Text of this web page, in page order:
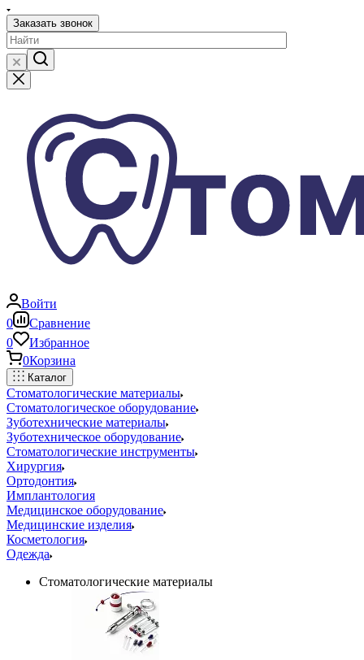
Заказать звонок
Войти
0
Сравнение
0
Избранное
0Корзина
Каталог
Стоматологические материалы
Стоматологическое оборудование
Зуботехнические материалы
Зуботехническое оборудование
Стоматологические инструменты
Хирургия
Ортодонтия
Имплантология
Медицинское оборудование
Медицинские изделия
Косметология
Одежда
Стоматологические материалы